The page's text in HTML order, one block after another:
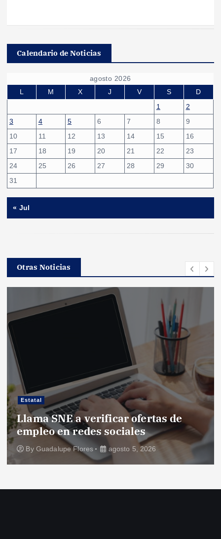
Calendario de Noticias
agosto 2026
L
M X J V S
D
1
2
3
4 5 6 7 8
9
10
11 12 13 14 15
16
17
18 19 20 21 22
23
24
25 26 27 28 29
30
31
« Jul
Otras Noticias
Estatal
Llama SNE a verificar ofertas de
empleo en redes sociales
By Guadalupe Flores agosto 5, 2026